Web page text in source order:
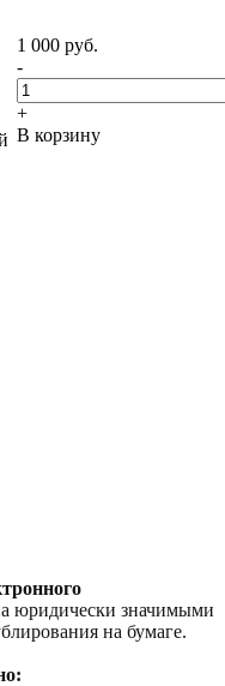
1 000 руб.
-
+
В корзину
юридически значимыми
на бумаге.